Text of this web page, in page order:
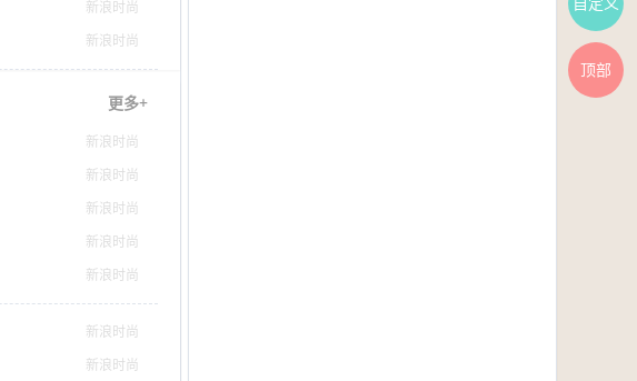
新浪时尚
新浪时尚
更多+
新浪时尚
新浪时尚
新浪时尚
新浪时尚
新浪时尚
新浪时尚
新浪时尚
顶部